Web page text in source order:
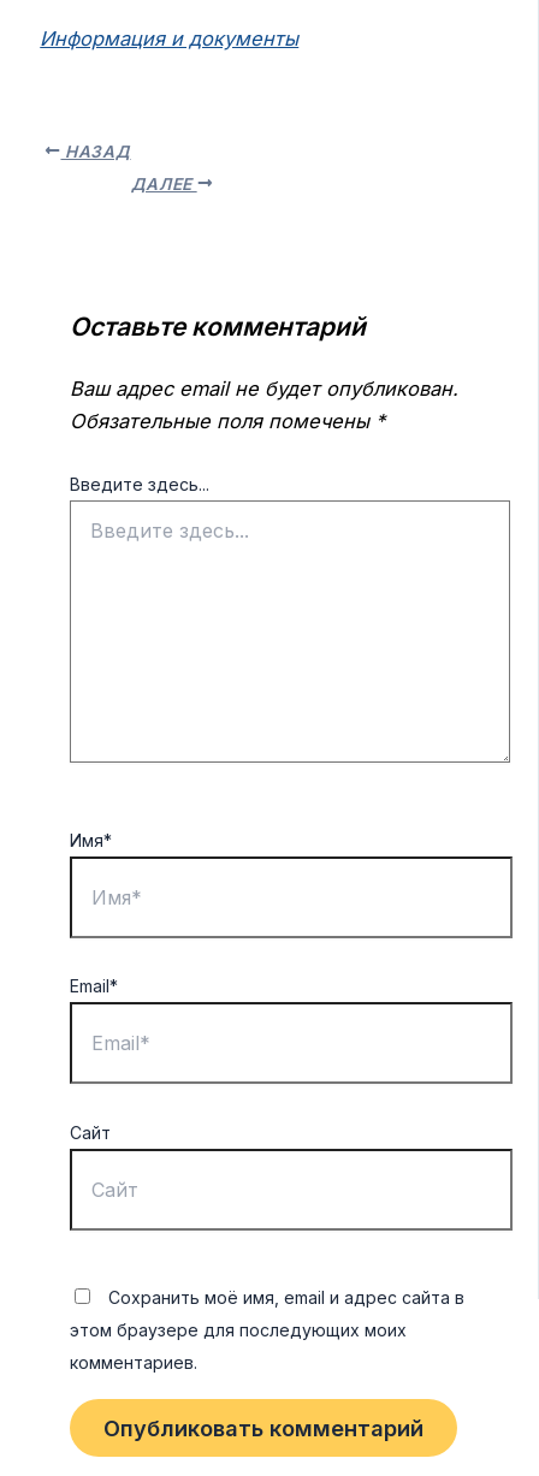
Информация и документы
НАЗАД
ДАЛЕЕ
Оставьте комментарий
Ваш адрес email не будет опубликован.
Обязательные поля помечены *
Введите здесь...
Имя*
Email*
Сайт
Сохранить моё имя, email и адрес сайта в
этом браузере для последующих моих
комментариев.